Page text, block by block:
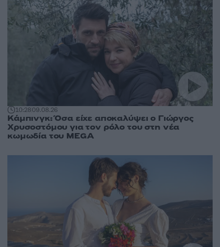
10:2809.08.26
Κάμπινγκ: Όσα είχε αποκαλύψει ο Γιώργος
Χρυσοστόμου για τον ρόλο του στη νέα
κωμωδία του MEGA